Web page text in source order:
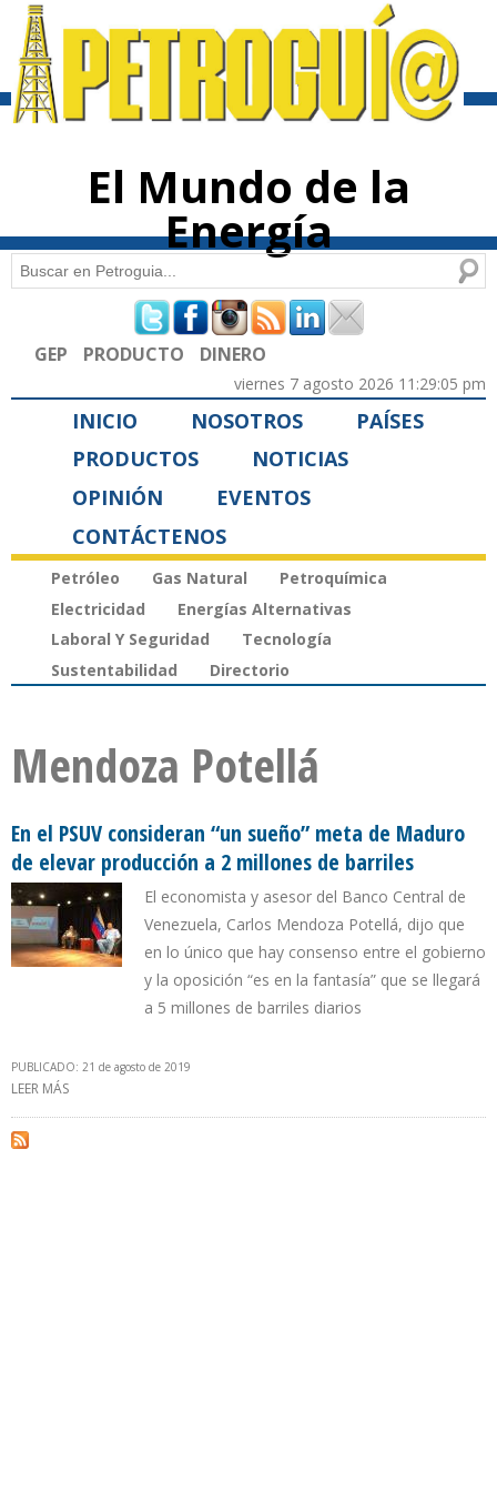
contenido
El Mundo de la
Energía
Formulario de búsqueda
Buscar
GEP PRODUCTO DINERO
viernes 7 agosto 2026 11:29:05 pm
INICIO NOSOTROS
PAÍSES
PRODUCTOS
NOTICIAS
OPINIÓN
EVENTOS
CONTÁCTENOS
Petróleo Gas Natural
Petroquímica
Electricidad
Energías Alternativas
Laboral Y Seguridad
Tecnología
Sustentabilidad
Directorio
Mendoza Potellá
En el PSUV consideran “un sueño” meta de Maduro
de elevar producción a 2 millones de barriles
El economista y asesor del Banco Central de
Venezuela, Carlos Mendoza Potellá, dijo que
en lo único que hay consenso entre el gobierno
y la oposición “es en la fantasía” que se llegará
a 5 millones de barriles diarios
PUBLICADO: 21 de agosto de 2019
LEER MÁS